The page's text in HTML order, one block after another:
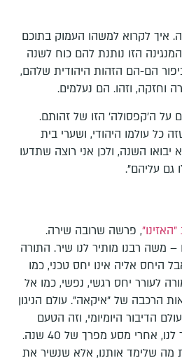
איך לקרוא למשהו העמוק בתוכם
הזו נותנת להם כוח לשנה
הם-הם הזהות היהודית שלהם,
וחזקה, וזהו. הם נעלמים.
על ה'קפסולה' הזו של זהותם.
עולמו היהודי, ושערי בית
השנה, ולכן אני רוצה שתדעו
גם עליהם".
, פרשה שרובה שירה.
משה רבנו מותיר לנו שיר. התורה
היחס אליה אינו יחס טכני, כמו
לעורר יחס רגשי, נפשי, כמו אל
הרכבה של "איקאה". עולם הניגון
הדיבור היומיומי, וזה הטעם
שמשה רבנו רוצה שיישאר לנו, אחרי מסע מפרך של 40 שנה.
מה שלימד אותנו, אלא שנשיר את